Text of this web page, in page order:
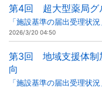
第4回 超大型薬局グ
「施設基準の届出受理状
2026/3/20 04:50
第3回 地域支援体制
向
「施設基準の届出受理状